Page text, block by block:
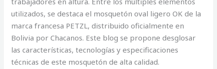
utilizados, se destaca el mosquetón oval ligero OK de la
marca francesa PETZL, distribuido oficialmente en
Bolivia por Chacanos. Este blog se propone desglosar
las características, tecnologías y especificaciones
técnicas de este mosquetón de alta calidad.